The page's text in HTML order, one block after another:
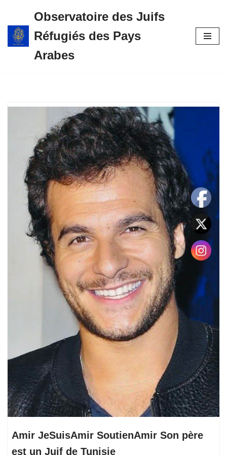
Aller
au
Observatoire des Juifs
Réfugiés des Pays
Arabes
Amir JeSuisAmir SoutienAmir Son père
est un Juif de Tunisie